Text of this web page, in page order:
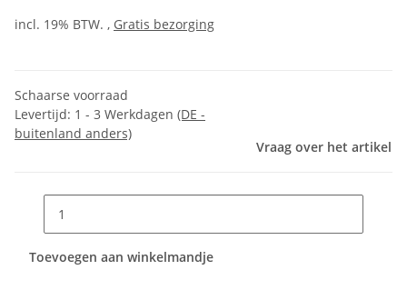
incl. 19% BTW. , Gratis bezorging
Schaarse voorraad
Levertijd: 1 - 3 Werkdagen (DE -
buitenland anders)
Vraag over het artikel
Toevoegen aan winkelmandje